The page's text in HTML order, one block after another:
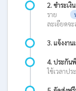
2. ชำระเงิ
ราย
ละเอียดจ
3. แจ้งงา
4. ประกัน
ใช้เวลาป